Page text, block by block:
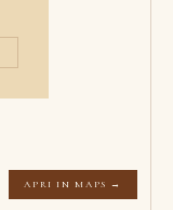
APRI IN MAPS →